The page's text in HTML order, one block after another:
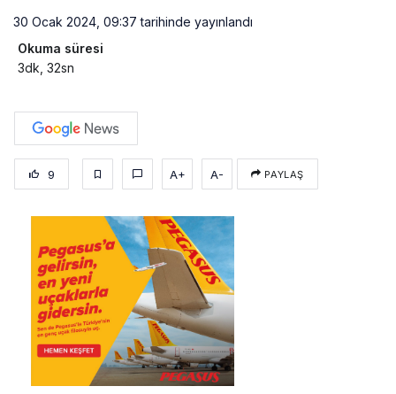
30 Ocak 2024, 09:37 tarihinde yayınlandı
Okuma süresi
3dk, 32sn
9 A+ A- PAYLAŞ